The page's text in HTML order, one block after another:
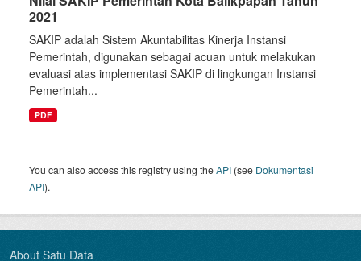
2021
SAKIP adalah Sistem Akuntabilitas Kinerja Instansi
Pemerintah, digunakan sebagai acuan untuk melakukan
evaluasi atas implementasi SAKIP di lingkungan Instansi
Pemerintah...
PDF
You can also access this registry using theAPI (see Dokumentasi
API).
About Satu Data